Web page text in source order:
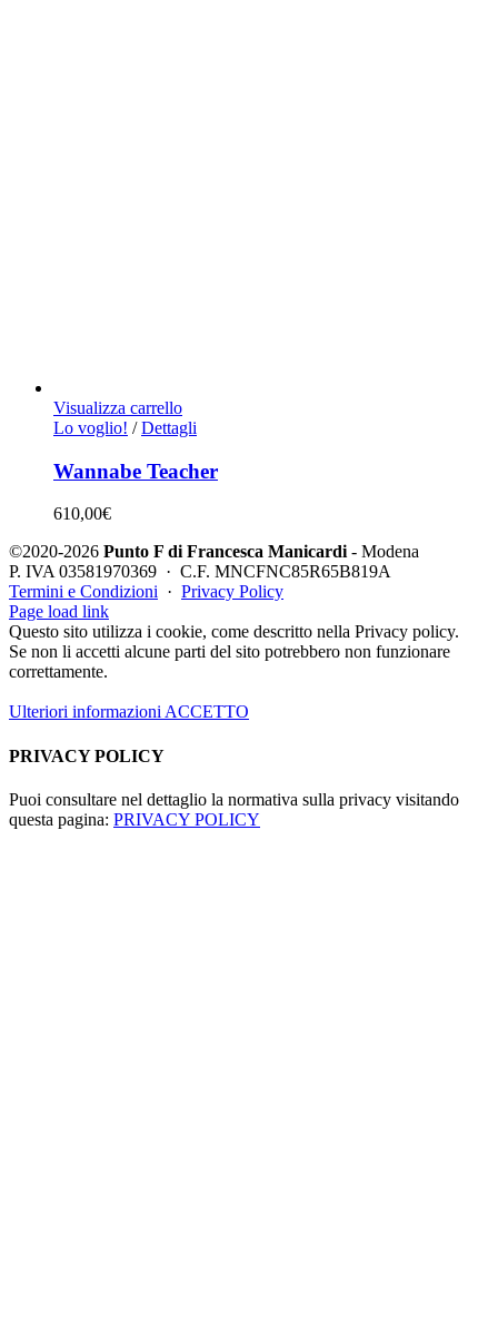
Visualizza carrello
Lo voglio! / Dettagli
Wannabe Teacher
610,00€
©2020-2026 Punto F di Francesca Manicardi - Modena
P. IVA 03581970369 · C.F. MNCFNC85R65B819A
Termini e Condizioni · Privacy Policy
Instagram
Contatti
Page load link
Questo sito utilizza i cookie, come descritto nella Privacy policy.
Se non li accetti alcune parti del sito potrebbero non funzionare
correttamente.
Ulteriori informazioni ACCETTO
PRIVACY POLICY
Puoi consultare nel dettaglio la normativa sulla privacy visitando
questa pagina: PRIVACY POLICY